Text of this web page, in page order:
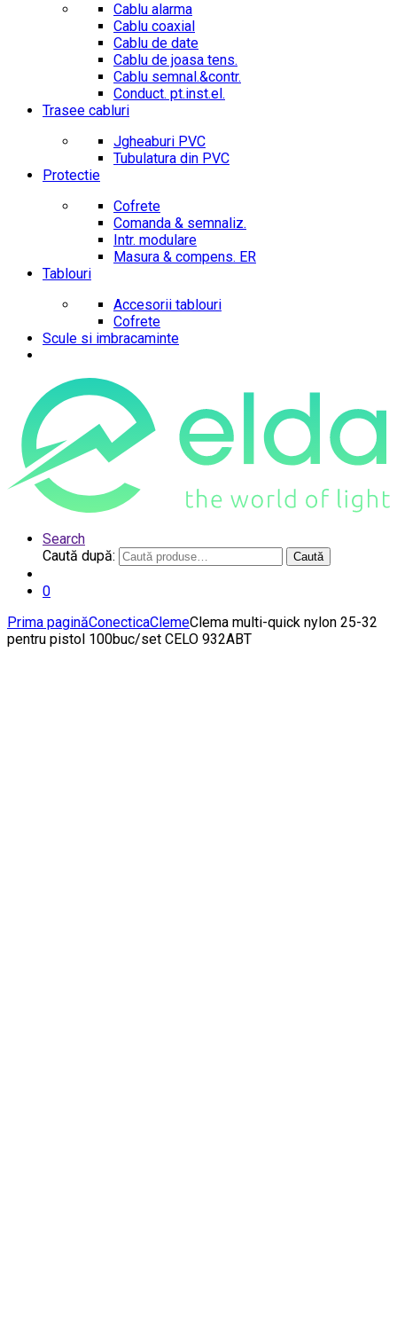
Cablu alarma
Cablu coaxial
Cablu de date
Cablu de joasa tens.
Cablu semnal.&contr.
Conduct. pt.inst.el.
Trasee cabluri
Jgheaburi PVC
Tubulatura din PVC
Protectie
Cofrete
Comanda & semnaliz.
Intr. modulare
Masura & compens. ER
Tablouri
Accesorii tablouri
Cofrete
Scule si imbracaminte
Search
Caută după:
Caută
0
Prima paginăConecticaClemeClema multi-quick nylon 25-32
pentru pistol 100buc/set CELO 932ABT